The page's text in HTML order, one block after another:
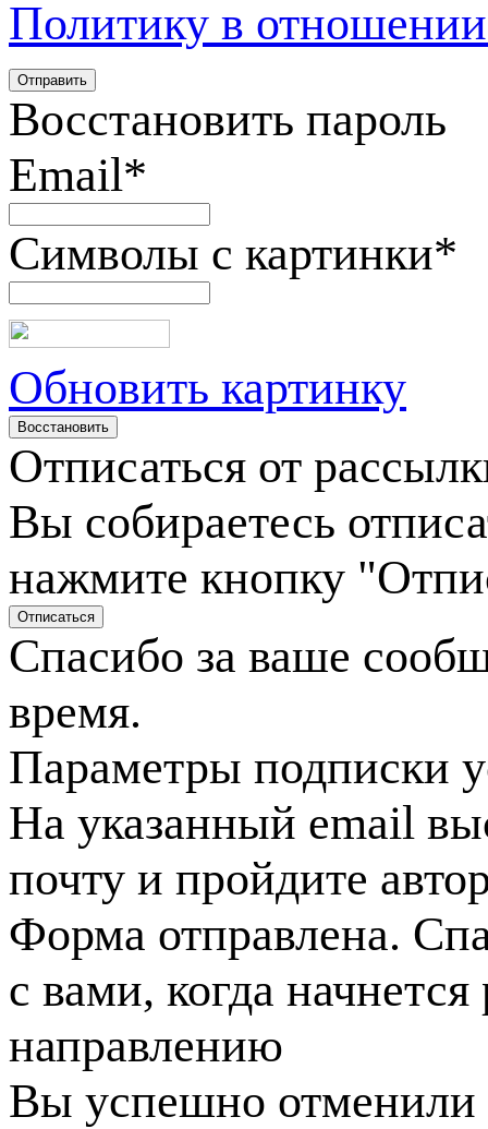
Политику в
Восстановить пароль
Email*
Символы с картинки*
Обновить картинку
Отписаться от
Вы собираетесь
нажмите кнопку
Спасибо за ваше
время.
Параметры подписки
На указанный email
почту и пройдите
Форма отправлена.
с вами, когда
направлению
Вы успешно отменили